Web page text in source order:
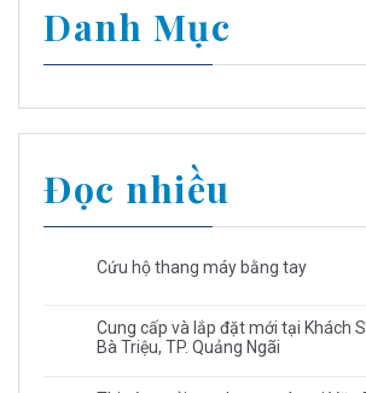
Danh Mục
Đọc nhiều
Cứu hộ thang máy bằng tay
Cung cấp và lắp đặt mới tại Khách
Bà Triệu, TP. Quảng Ngãi